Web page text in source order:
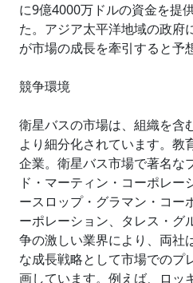
に9億4000万ドルの資金を提
た。アジア太平洋地域の政府
が市場の成長を牽引すると予
競争環境
衛星バスの市場は、組織を含
より細分化されています。教
企業。衛星バス市場で著名な
ド・マーティン・コーポレー
ースロップ・グラマン・コー
ーポレーション、タレス・グ
争の激しい業界により、両社
な成長戦略として市場でのプ
画しています。例えば、ロッ